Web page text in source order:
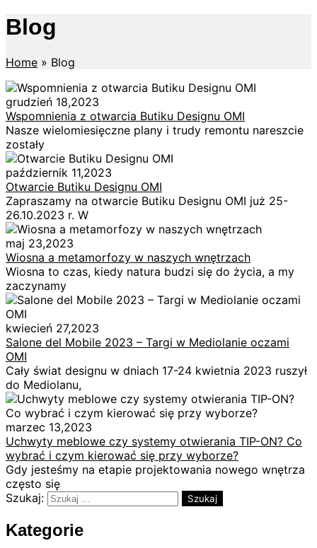
Blog
Home » Blog
grudzień 18,2023
Wspomnienia z otwarcia Butiku Designu OMI
Nasze wielomiesięczne plany i trudy remontu nareszcie
zostały
październik 11,2023
Otwarcie Butiku Designu OMI
Zapraszamy na otwarcie Butiku Designu OMI już 25-
26.10.2023 r. W
maj 23,2023
Wiosna a metamorfozy w naszych wnętrzach
Wiosna to czas, kiedy natura budzi się do życia, a my
zaczynamy
kwiecień 27,2023
Salone del Mobile 2023 – Targi w Mediolanie oczami
OMI
Cały świat designu w dniach 17-24 kwietnia 2023 ruszył
do Mediolanu,
marzec 13,2023
Uchwyty meblowe czy systemy otwierania TIP-ON? Co
wybrać i czym kierować się przy wyborze?
Gdy jesteśmy na etapie projektowania nowego wnętrza
często się
Szukaj:
Kategorie